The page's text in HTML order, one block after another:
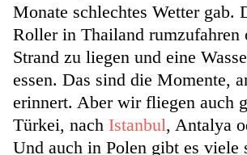
Monate schlechtes Wetter gab.
Roller in Thailand rumzufahren
Strand zu liegen und eine
essen. Das sind die Momente,
erinnert. Aber wir fliegen auch
Türkei, nach Istanbul, Antalya
Und auch in Polen gibt es viele